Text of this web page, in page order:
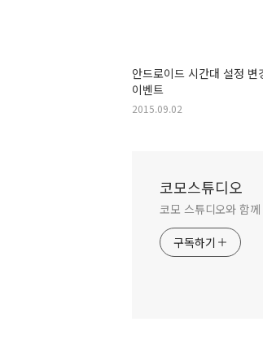
안드로이드 시간대 설정 변
이벤트
2015.09.02
코모스튜디오
코모 스튜디오와 함
구독하기